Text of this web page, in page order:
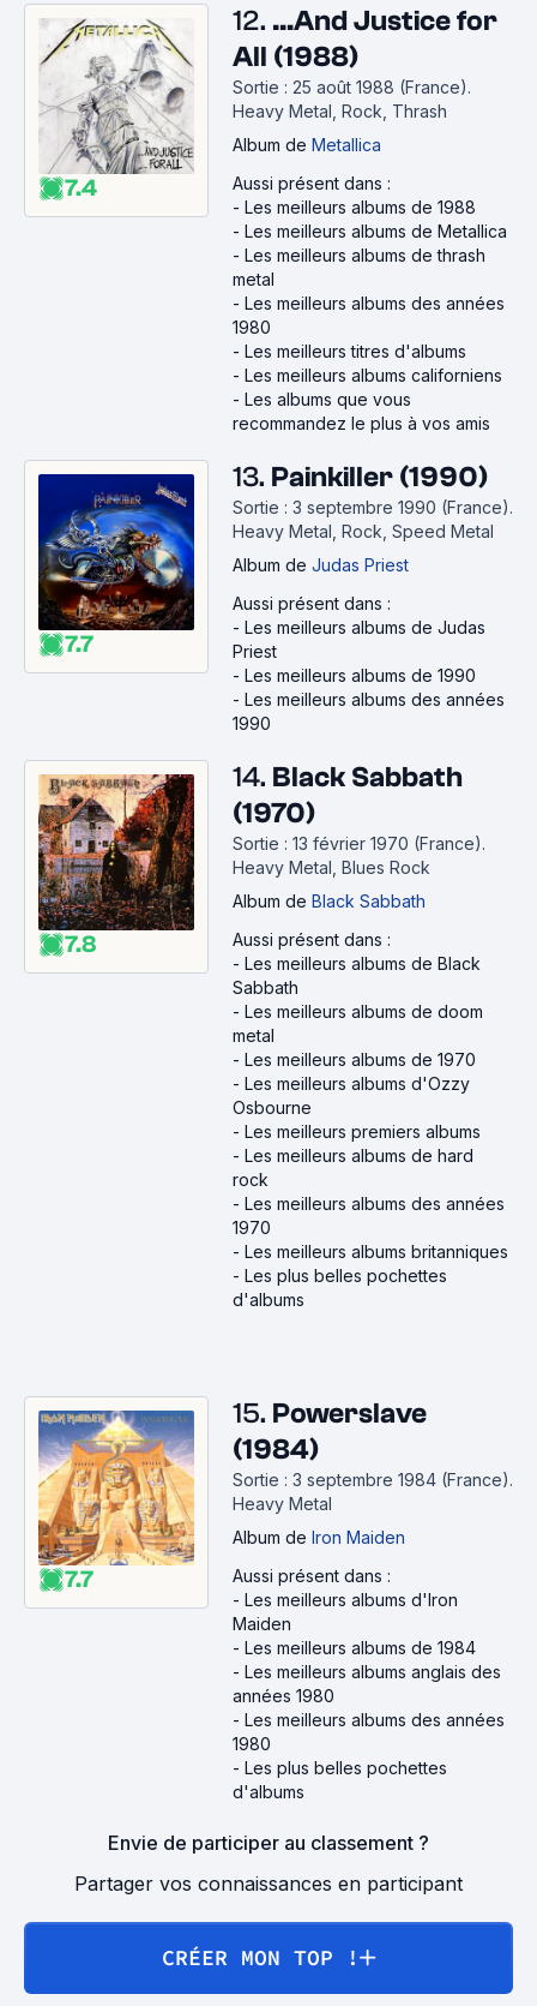
7.4
12. …And Justice for
All (1988)
Sortie : 25 août 1988 (France).
Heavy Metal, Rock, Thrash
Album de Metallica
Aussi présent dans :
- Les meilleurs albums de 1988
- Les meilleurs albums de Metallica
- Les meilleurs albums de thrash
metal
- Les meilleurs albums des années
1980
- Les meilleurs titres d'albums
- Les meilleurs albums californiens
- Les albums que vous
recommandez le plus à vos amis
7.7
13. Painkiller (1990)
Sortie : 3 septembre 1990 (France).
Heavy Metal, Rock, Speed Metal
Album de Judas Priest
Aussi présent dans :
- Les meilleurs albums de Judas
Priest
- Les meilleurs albums de 1990
- Les meilleurs albums des années
1990
7.8
14. Black Sabbath
(1970)
Sortie : 13 février 1970 (France).
Heavy Metal, Blues Rock
Album de Black Sabbath
Aussi présent dans :
- Les meilleurs albums de Black
Sabbath
- Les meilleurs albums de doom
metal
- Les meilleurs albums de 1970
- Les meilleurs albums d'Ozzy
Osbourne
- Les meilleurs premiers albums
- Les meilleurs albums de hard
rock
- Les meilleurs albums des années
1970
- Les meilleurs albums britanniques
- Les plus belles pochettes
d'albums
7.7
15. Powerslave
(1984)
Sortie : 3 septembre 1984 (France).
Heavy Metal
Album de Iron Maiden
Aussi présent dans :
- Les meilleurs albums d'Iron
Maiden
- Les meilleurs albums de 1984
- Les meilleurs albums anglais des
années 1980
- Les meilleurs albums des années
1980
- Les plus belles pochettes
d'albums
Envie de participer au classement ?
Partager vos connaissances en participant
CRÉER MON TOP !